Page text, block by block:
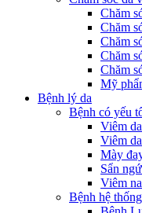
Chăm
Chăm
Chăm
Chăm
Chăm
Mỹ
Bệnh lý da
Bệnh có yếu
Viêm
Viêm
Mày
Sẩn
Viêm
Bệnh hệ